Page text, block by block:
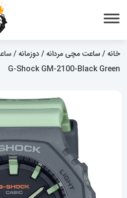
خانه /ساعت مچی مردانه /دوزمانه
G-Shock GM-2100-Black Green